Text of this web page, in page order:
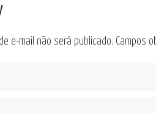
e-mail não será publicado. Campos